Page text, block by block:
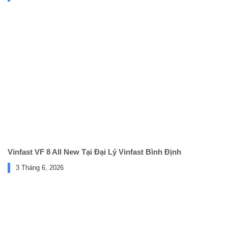
Vinfast VF 8 All New Tại Đại Lý Vinfast Bình Định
3 Tháng 6, 2026